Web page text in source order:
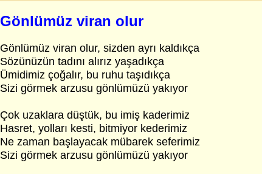
Gönlümüz viran olur
Gönlümüz viran olur, sizden ayrı kaldıkça
Sözünüzün tadını alırız yaşadıkça
Ümidimiz çoğalır, bu ruhu taşıdıkça
Sizi görmek arzusu gönlümüzü yakıyor
Çok uzaklara düştük, bu imiş kaderimiz
Hasret, yolları kesti, bitmiyor kederimiz
Ne zaman başlayacak mübarek seferimiz
Sizi görmek arzusu gönlümüzü yakıyor